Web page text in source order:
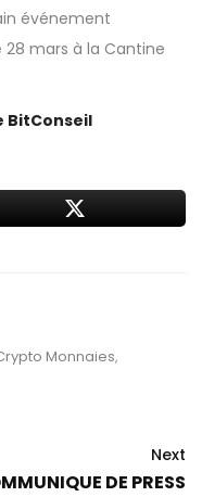
événement
28 mars à la Cantine
BitConseil
Monnaies,
Next
DE PRESS